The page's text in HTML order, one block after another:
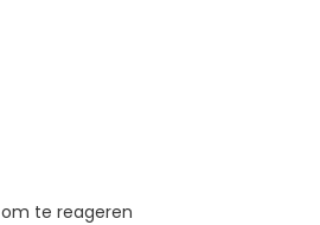
om te reageren